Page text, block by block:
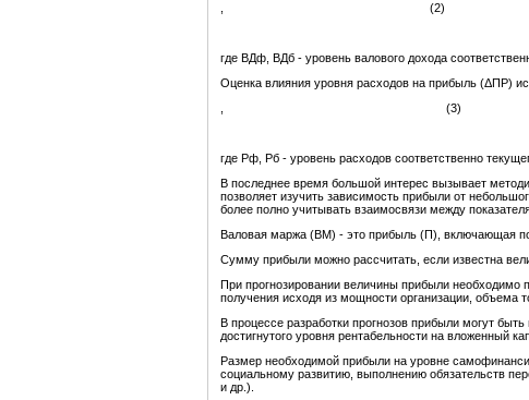
, (2)
где ВДф, ВДб - уровень валового дохода
Оценка влияния уровня расходов на прибыль (ΔПР)
, (3)
где Рф, Рб - уровень расходов соответственно
В последнее время большой интерес вызывает
позволяет изучить зависимость прибыли от
более полно учитывать взаимосвязи между
Валовая маржа (ВМ) - это прибыль (П), включающая
Сумму прибыли можно рассчитать, если известна
При прогнозировании величины прибыли
получения исходя из мощности организации, объема
В процессе разработки прогнозов прибыли могут
достигнутого уровня рентабельности на вложенный
Размер необходимой прибыли на уровне
социальному развитию, выполнению обязательств
и др.).